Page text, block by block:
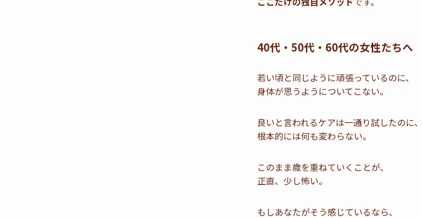
40代・50代・60代の女性たちへ
若い頃と同じように頑張っているのに、
身体が思うようについてこない。
良いと言われるケアは一通り試したのに、
根本的には何も変わらない。
このまま歳を重ねていくことが、
正直、少し怖い。
もしあなたがそう感じているなら、